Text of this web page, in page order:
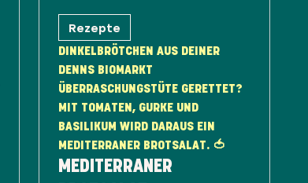
Rezepte
DINKELBRÖTCHEN AUS DEINER
DENNS BIOMARKT
ÜBERRASCHUNGSTÜTE GERETTET?
MIT TOMATEN, GURKE UND
BASILIKUM WIRD DARAUS EIN
MEDITERRANER BROTSALAT. 🍅
MEDITERRANER